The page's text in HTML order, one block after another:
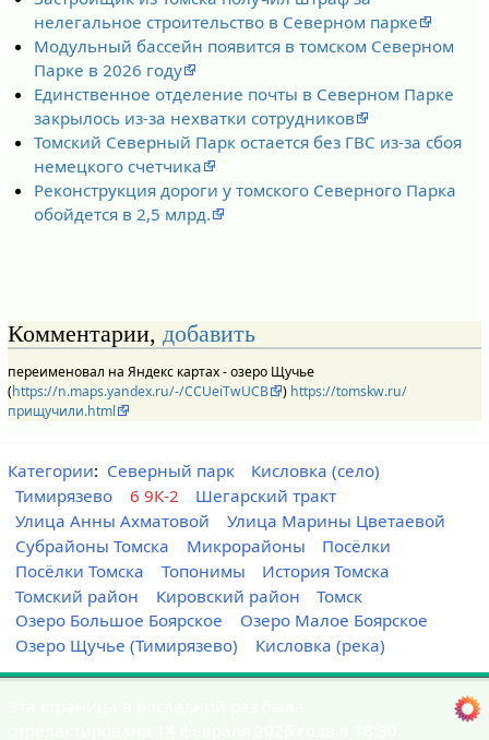
нелегальное строительство в Северном парке
Модульный бассейн появится в томском Северном
Парке в 2026 году
Единственное отделение почты в Северном Парке
закрылось из-за нехватки сотрудников
Томский Северный Парк остается без ГВС из-за сбоя
немецкого счетчика
Реконструкция дороги у томского Северного Парка
обойдется в 2,5 млрд.
Комментарии, добавить
переименовал на Яндекс картах - озеро Щучье
(https://n.maps.yandex.ru/-/CCUeiTwUCB ) https://tomskw.ru/
прищучили.html
Категории: Северный парк
Кисловка (село)
Тимирязево
6 9К-2
Шегарский тракт
Улица Анны Ахматовой
Улица Марины Цветаевой
Субрайоны Томска
Микрорайоны
Посёлки
Посёлки Томска
Топонимы
История Томска
Томский район
Кировский район
Томск
Озеро Большое Боярское
Озеро Малое Боярское
Озеро Щучье (Тимирязево)
Кисловка (река)